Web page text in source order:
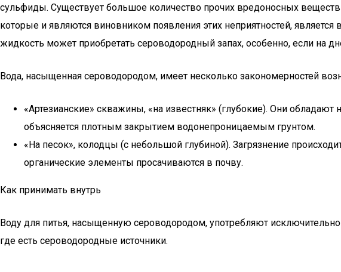
сульфиды. Существует большое количество прочих вредоносных
которые и являются виновником появления этих неприятностей,
жидкость может приобретать сероводородный запах, особенно, если на
Вода, насыщенная сероводородом, имеет несколько закономерностей
«Артезианские» скважины, «на известняк» (глубокие). Они
объясняется плотным закрытием водонепроницаемым грунтом.
«На песок», колодцы (с небольшой глубиной). Загрязнение
органические элементы просачиваются в почву.
Как принимать внутрь
Воду для питья, насыщенную сероводородом, употребляют
где есть сероводородные источники.